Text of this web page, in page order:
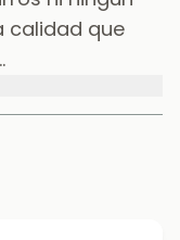
calidad que